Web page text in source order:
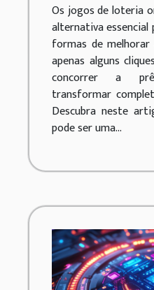
financeira
Os jogos de loteria
alternativa essencial
formas de
apenas alguns
concorrer a
transformar
Descubra neste
pode ser uma...